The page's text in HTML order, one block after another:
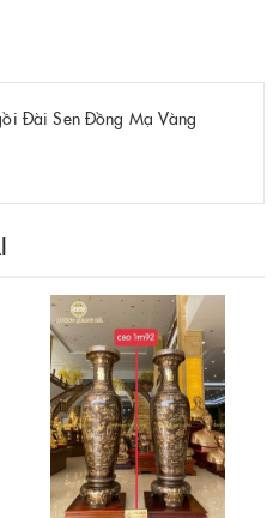
Đài Sen Đồng Mạ Vàng